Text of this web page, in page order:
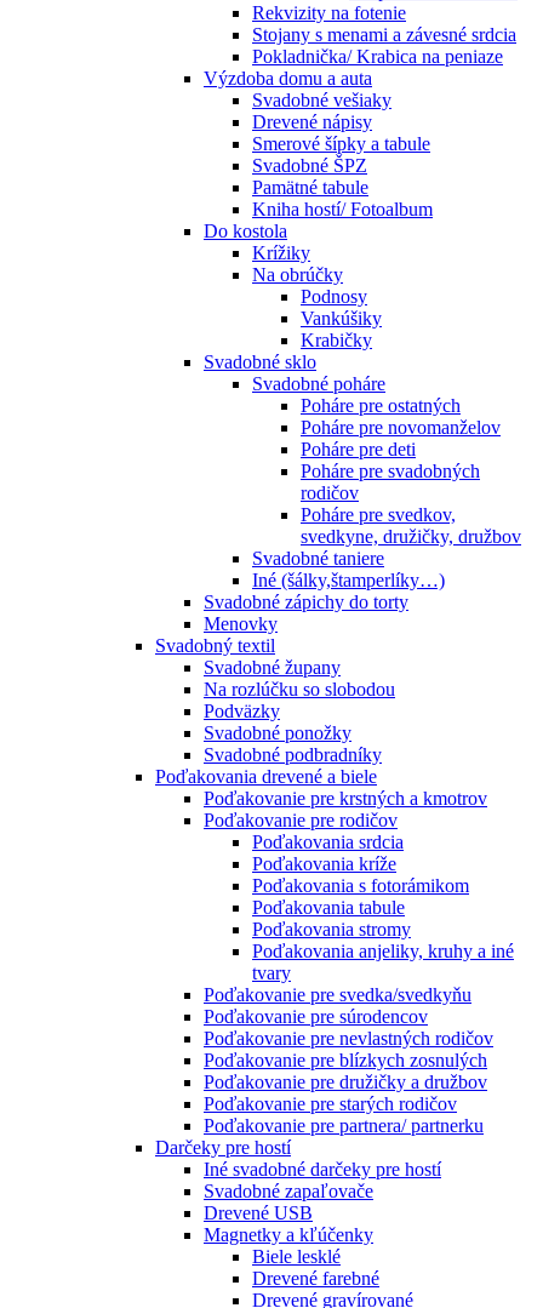
Rekvizity na fotenie
Stojany s menami a závesné srdcia
Pokladnička/ Krabica na peniaze
Výzdoba domu a auta
Svadobné vešiaky
Drevené nápisy
Smerové šípky a tabule
Svadobné ŠPZ
Pamätné tabule
Kniha hostí/ Fotoalbum
Do kostola
Krížiky
Na obrúčky
Podnosy
Vankúšiky
Krabičky
Svadobné sklo
Svadobné poháre
Poháre pre ostatných
Poháre pre novomanželov
Poháre pre deti
Poháre pre svadobných
rodičov
Poháre pre svedkov,
svedkyne, družičky, družbov
Svadobné taniere
Iné (šálky,štamperlíky…)
Svadobné zápichy do torty
Menovky
Svadobný textil
Svadobné župany
Na rozlúčku so slobodou
Podväzky
Svadobné ponožky
Svadobné podbradníky
Poďakovania drevené a biele
Poďakovanie pre krstných a kmotrov
Poďakovanie pre rodičov
Poďakovania srdcia
Poďakovania kríže
Poďakovania s fotorámikom
Poďakovania tabule
Poďakovania stromy
Poďakovania anjeliky, kruhy a iné
tvary
Poďakovanie pre svedka/svedkyňu
Poďakovanie pre súrodencov
Poďakovanie pre nevlastných rodičov
Poďakovanie pre blízkych zosnulých
Poďakovanie pre družičky a družbov
Poďakovanie pre starých rodičov
Poďakovanie pre partnera/ partnerku
Darčeky pre hostí
Iné svadobné darčeky pre hostí
Svadobné zapaľovače
Drevené USB
Magnetky a kľúčenky
Biele lesklé
Drevené farebné
Drevené gravírované